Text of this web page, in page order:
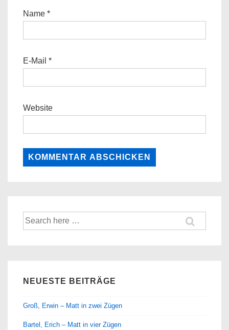
Name *
E-Mail *
Website
Suche
nach:
NEUESTE BEITRÄGE
Groß, Erwin – Matt in zwei Zügen
Bartel, Erich – Matt in vier Zügen